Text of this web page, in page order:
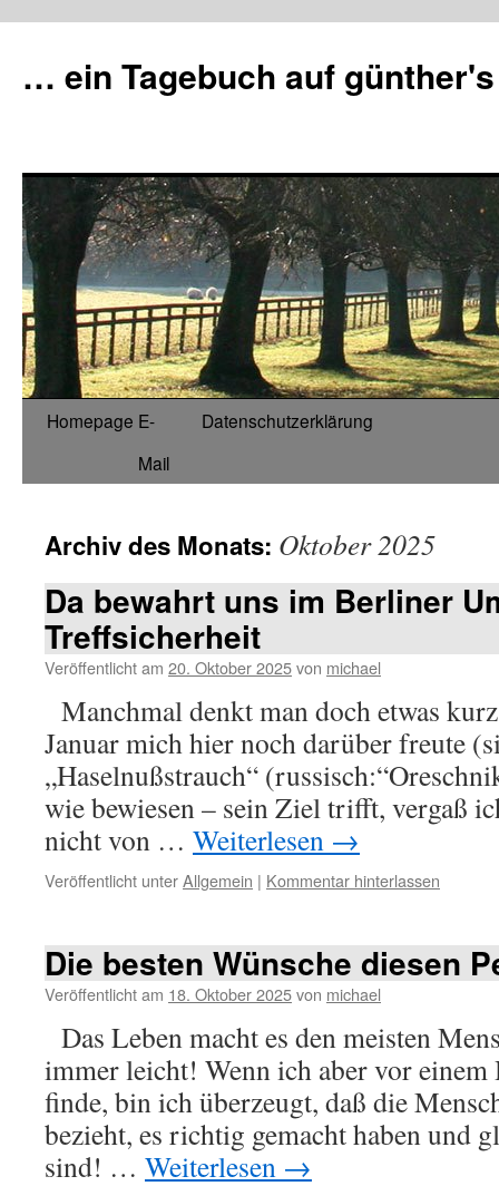
springen
… ein Tagebuch auf
Homepage E-
Mail
Datenschutzerklärung
Archiv des Monats: Oktober 2025
Da bewahrt uns im Berliner
Treffsicherheit
Veröffentlicht am 20. Oktober 2025von michael
Manchmal denkt man doch etwas
Januar mich hier noch darüber freute
„Haselnußstrauch“
wie bewiesen – sein Ziel trifft, vergaß
nicht von … Weiterlesen →
Veröffentlicht unterAllgemein | Kommentar hinterlassen
Die besten Wünsche diesen
Veröffentlicht am 18. Oktober 2025von michael
Das Leben macht es den meisten
immer leicht! Wenn ich aber vor einem
finde, bin ich überzeugt, daß die
bezieht, es richtig gemacht haben und
sind! … Weiterlesen →